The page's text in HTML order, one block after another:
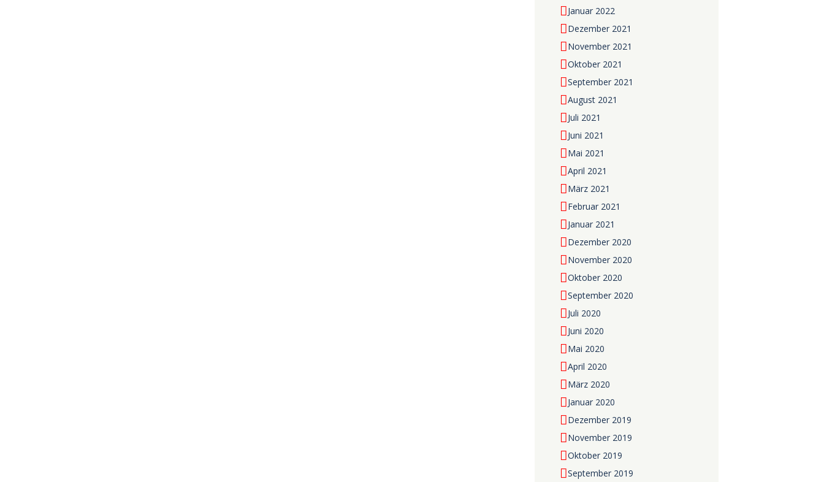
Januar 2022
Dezember 2021
November 2021
Oktober 2021
September 2021
August 2021
Juli 2021
Juni 2021
Mai 2021
April 2021
März 2021
Februar 2021
Januar 2021
Dezember 2020
November 2020
Oktober 2020
September 2020
Juli 2020
Juni 2020
Mai 2020
April 2020
März 2020
Januar 2020
Dezember 2019
November 2019
Oktober 2019
September 2019